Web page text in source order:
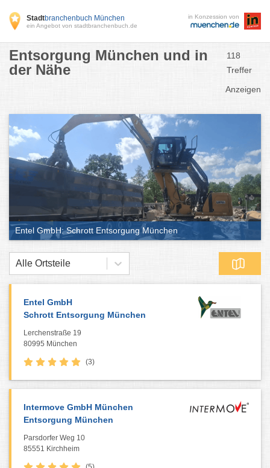
Stadtbranchenbuch München
ein Angebot von stadtbranchenbuch.de
in Konzession von
Entsorgung München und in
der Nähe
118
Treffer
Anzeigen
Entel GmbH: Schrott Entsorgung München
Alle Ortsteile
Entel GmbH
Schrott Entsorgung München
Lerchenstraße 19
80995 München
(3)
Intermove GmbH München
Entsorgung München
Parsdorfer Weg 10
85551 Kirchheim